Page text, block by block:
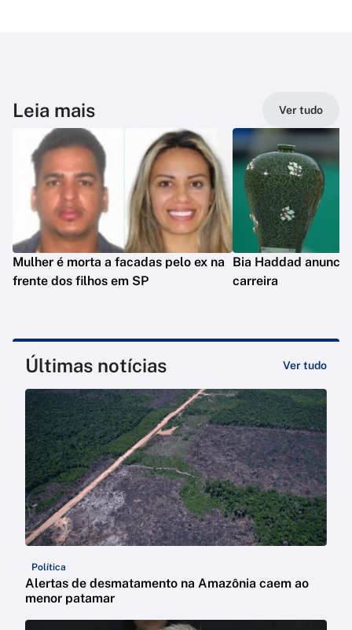
Leia mais Ver tudo
Mulher é morta a facadas pelo ex na
frente dos filhos em SP
Bia Haddad
carreira
Últimas notícias Ver tudo
Política
Alertas de desmatamento na Amazônia caem ao
menor patamar